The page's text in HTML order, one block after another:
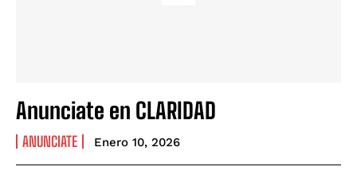
Anunciate en CLARIDAD
ANUNCIATE Enero 10, 2026